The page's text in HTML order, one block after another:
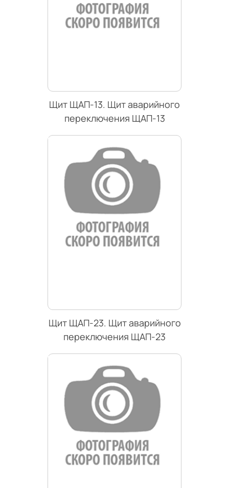
Щит ЩАП-13. Щит аварийного
переключения ЩАП-13
Щит ЩАП-23. Щит аварийного
переключения ЩАП-23